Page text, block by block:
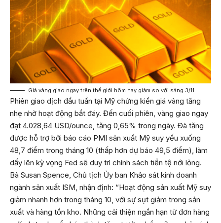
Giá vàng giao ngay trên thế giới hôm nay giảm so với sáng 3/11
Phiên giao dịch đầu tuần tại Mỹ chứng kiến giá vàng tăng
nhẹ nhờ hoạt động bắt đáy. Đến cuối phiên, vàng giao ngay
đạt 4.028,64 USD/ounce, tăng 0,65% trong ngày. Đà tăng
được hỗ trợ bởi báo cáo PMI sản xuất Mỹ suy yếu xuống
48,7 điểm trong tháng 10 (thấp hơn dự báo 49,5 điểm), làm
dấy lên kỳ vọng Fed sẽ duy trì chính sách tiền tệ nới lỏng.
Bà Susan Spence, Chủ tịch Ủy ban Khảo sát kinh doanh
ngành sản xuất ISM, nhận định: “Hoạt động sản xuất Mỹ suy
giảm nhanh hơn trong tháng 10, với sự sụt giảm trong sản
xuất và hàng tồn kho. Những cải thiện ngắn hạn từ đơn hàng